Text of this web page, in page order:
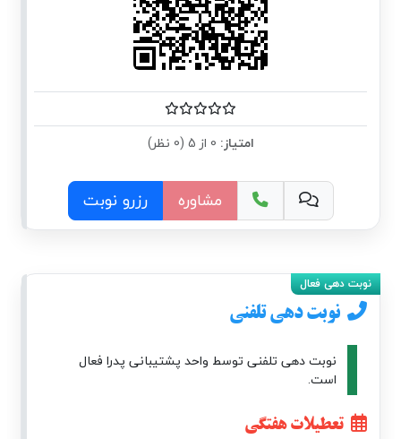
امتیاز:
مشاوره رزرو نوبت
نوبت دهی تلفنی
نوبت دهی تلفنی توسط واحد پشتیبانی پدرا فعال
است.
تعطیلات هفتگی